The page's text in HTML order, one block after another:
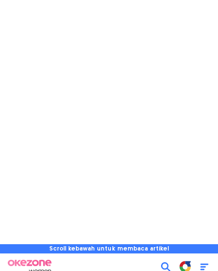
Scroll kebawah untuk membaca artikel